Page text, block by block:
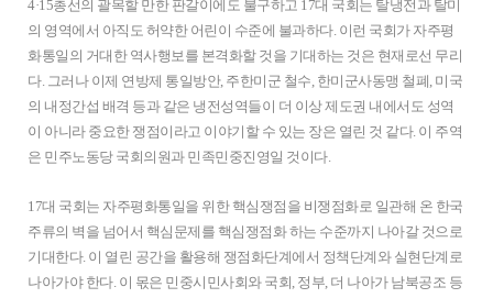
4·15총선의 괄목할 만한 판갈이에도 불구하고 17대 국회는 탈냉전과 탈미
의 영역에서 아직도 허약한 어린이 수준에 불과하다. 이런 국회가 자주평
화통일의 거대한 역사행보를 본격화할 것을 기대하는 것은 현재로선 무리
다. 그러나 이제 연방제 통일방안, 주한미군 철수, 한미군사동맹 철폐, 미국
의 내정간섭 배격 등과 같은 냉전성역들이 더 이상 제도권 내에서도 성역
이 아니라 중요한 쟁점이라고 이야기할 수 있는 장은 열린 것 같다. 이 주역
은 민주노동당 국회의원과 민족민중진영일 것이다.
17대 국회는 자주평화통일을 위한 핵심쟁점을 비쟁점화로 일관해 온 한국
주류의 벽을 넘어서 핵심문제를 핵심쟁점화 하는 수준까지 나아갈 것으로
기대한다. 이 열린 공간을 활용해 쟁점화단계에서 정책단계와 실현단계로
나아가야 한다. 이 몫은 민중시민사회와 국회, 정부, 더 나아가 남북공조 등